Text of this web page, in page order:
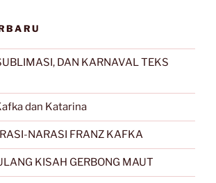
DAN KARNAVAL TEKS
dan Katarina
NARASI FRANZ KAFKA
KISAH GERBONG MAUT